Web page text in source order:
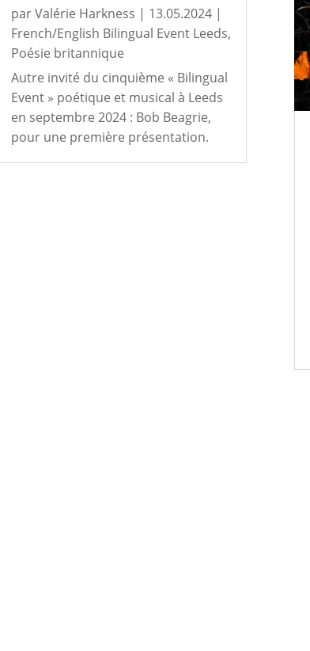
parValérie Harkness | 13.05.2024|
French/English Bilingual Event Leeds,
Poésie britannique
Autre invité du cinquième « Bilingual
Event » poétique et musical à Leeds
en septembre 2024 : Bob Beagrie,
pour une première présentation.